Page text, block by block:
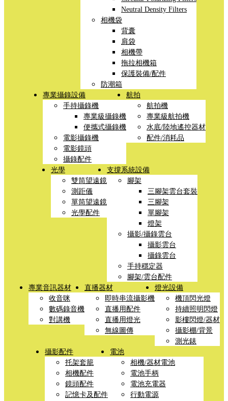
Neutral Density Filters
相機袋
背囊
肩袋
相機帶
拖拉相機箱
保護裝備/配件
防潮箱
專業攝錄設備
手持攝錄機
專業級攝錄機
便攜式攝錄機
電影攝錄機
電影鏡頭
攝錄配件
航拍
航拍機
專業級航拍機
水底/陸地遙控器材
配件/消耗品
光學
雙筒望遠鏡
測距儀
單筒望遠鏡
光學配件
支撐系統設備
腳架
三腳架雲台套裝
三腳架
單腳架
燈架
攝影/攝錄雲台
攝影雲台
攝錄雲台
手持穩定器
腳架/雲台配件
專業音訊器材
收音咪
數碼錄音機
對講機
直播器材
即時串流攝影機
直播用配件
直播用燈光
無線圖傳
燈光設備
機頂閃光燈
持續照明閃燈
影樓閃燈/器材
攝影棚/背景
測光錶
攝影配件
托架套籠
相機配件
鏡頭配件
記憶卡及配件
電池
相機/器材電池
電池手柄
電池充電器
行動電源